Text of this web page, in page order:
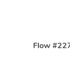
Flow